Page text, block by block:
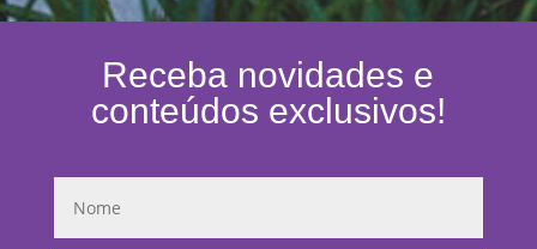
Receba novidades e
conteúdos exclusivos!